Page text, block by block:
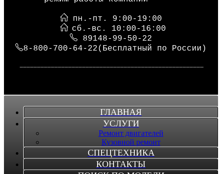
пн.-пт. 9:00-19:00
сб.-вс. 10:00-16:00
89148-99-50-22
8-800-700-64-22(Бесплатный по России)
ГЛАВНАЯ
УСЛУГИ
Ремонт двигателей
Кузовной ремонт
СПЕЦТЕХНИКА
КОНТАКТЫ